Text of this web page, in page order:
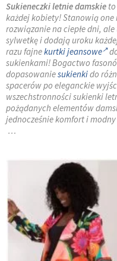
Sukieneczki letnie damskie
każdej kobiety! Stanowią
rozwiązanie na ciepłe dni,
sylwetkę i dodają uroku
razu fajnekurtki jeansowe
sukienkami! Bogactwo
dopasowaniesukienkido
spacerów po eleganckie
wszechstronności sukienki
pożądanych elementów
jednocześnie komfort i
…